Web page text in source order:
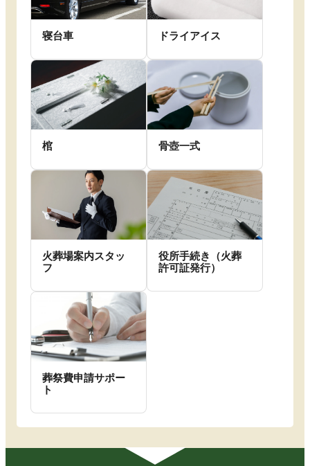
寝台車 ドライアイス
棺 骨壺一式
火葬場案内スタッ
フ
役所手続き（火葬
許可証発行）
葬祭費申請サポー
ト